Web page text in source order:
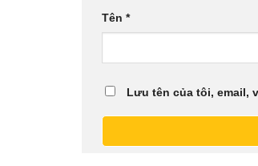
Tên *
Lưu tên của tôi, email,